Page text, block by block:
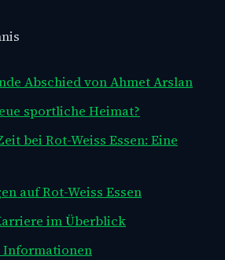
Abschied von Ahmet Arslan
sportliche Heimat?
bei Rot-Weiss Essen: Eine
auf Rot-Weiss Essen
im Überblick
Informationen